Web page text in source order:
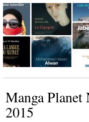
Manga
2015